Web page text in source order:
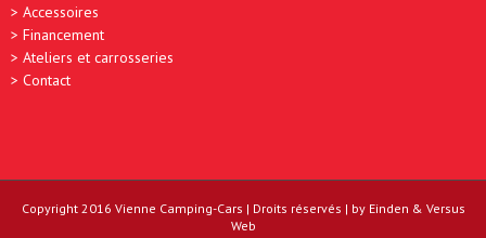
Accessoires
Financement
Ateliers et carrosseries
Contact
Copyright 2016 Vienne Camping-Cars | Droits réservés | by Einden & Versus
Web